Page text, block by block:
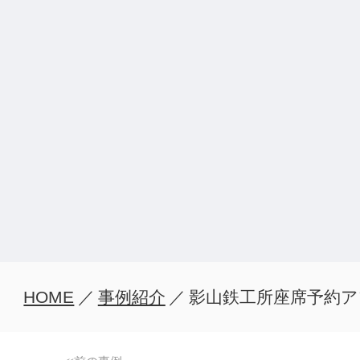
HOME ／ 事例紹介 ／ 影山鉄工所座席予約